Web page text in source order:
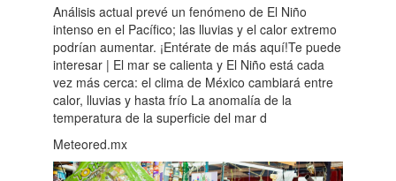
Análisis actual prevé un fenómeno de El Niño
intenso en el Pacífico; las lluvias y el calor extremo
podrían aumentar. ¡Entérate de más aquí!Te puede
interesar | El mar se calienta y El Niño está cada
vez más cerca: el clima de México cambiará entre
calor, lluvias y hasta frío La anomalía de la
temperatura de la superficie del mar d
Meteored.mx